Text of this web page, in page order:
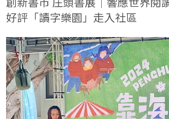
好評「讀字樂園」走入社區